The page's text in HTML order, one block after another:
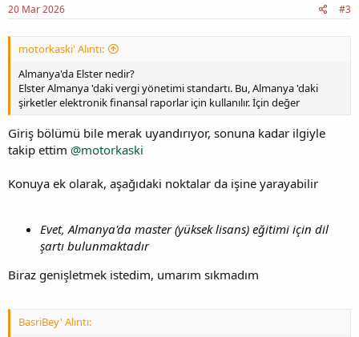
20 Mar 2026 #3
motorkaski' Alıntı:
Almanya'da Elster nedir?
Elster Almanya 'daki vergi yönetimi standartı. Bu, Almanya 'daki
şirketler elektronik finansal raporlar için kullanılır. İçin değer
Giriş bölümü bile merak uyandırıyor, sonuna kadar ilgiyle
takip ettim @motorkaski
Konuya ek olarak, aşağıdaki noktalar da işine yarayabilir
Evet, Almanya'da master (yüksek lisans) eğitimi için dil
şartı bulunmaktadır
Biraz genişletmek istedim, umarım sıkmadım
BasriBey' Alıntı: